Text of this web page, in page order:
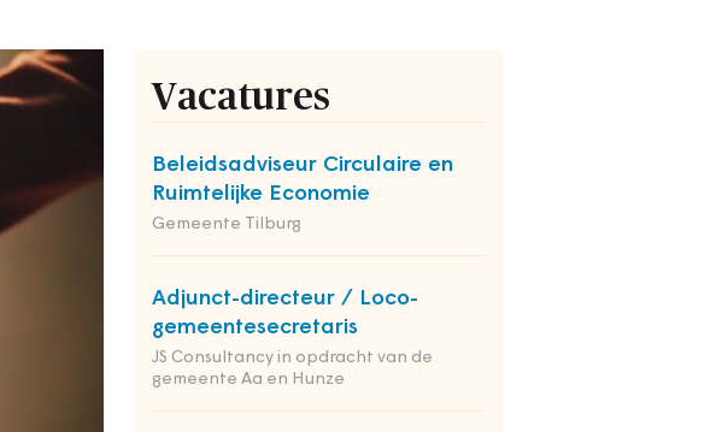
Vacatures
Beleidsadviseur Circulaire en
Ruimtelijke Economie
Gemeente Tilburg
Adjunct-directeur / Loco-
gemeentesecretaris
JS Consultancy in opdracht van de
gemeente Aa en Hunze